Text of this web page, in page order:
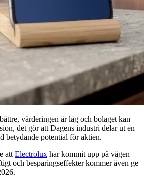
värderingen är låg och bolaget kan
det gör att Dagens industri delar ut en
betydande potential för aktien.
att Electrolux har kommit upp på vägen
och besparingseffekter kommer även ge